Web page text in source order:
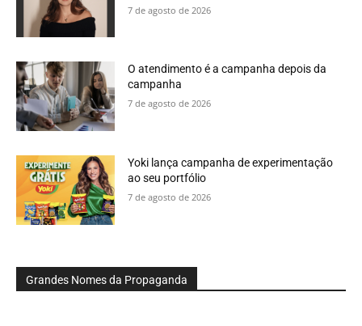
7 de agosto de 2026
O atendimento é a campanha depois da
campanha
7 de agosto de 2026
Yoki lança campanha de experimentação
ao seu portfólio
7 de agosto de 2026
Grandes Nomes da Propaganda